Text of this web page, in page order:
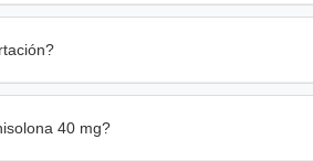
40 mg?